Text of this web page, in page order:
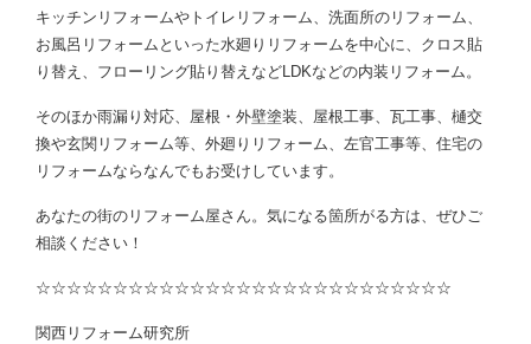
キッチンリフォームやトイレリフォーム、洗面所のリフォーム、
お風呂リフォームといった水廻りリフォームを中心に、クロス貼
り替え、フローリング貼り替えなどLDKなどの内装リフォーム。
そのほか雨漏り対応、屋根・外壁塗装、屋根工事、瓦工事、樋交
換や玄関リフォーム等、外廻りリフォーム、左官工事等、住宅の
リフォームならなんでもお受けしています。
あなたの街のリフォーム屋さん。気になる箇所がる方は、ぜひご
相談ください！
☆☆☆☆☆☆☆☆☆☆☆☆☆☆☆☆☆☆☆☆☆☆☆☆☆☆☆
関西リフォーム研究所